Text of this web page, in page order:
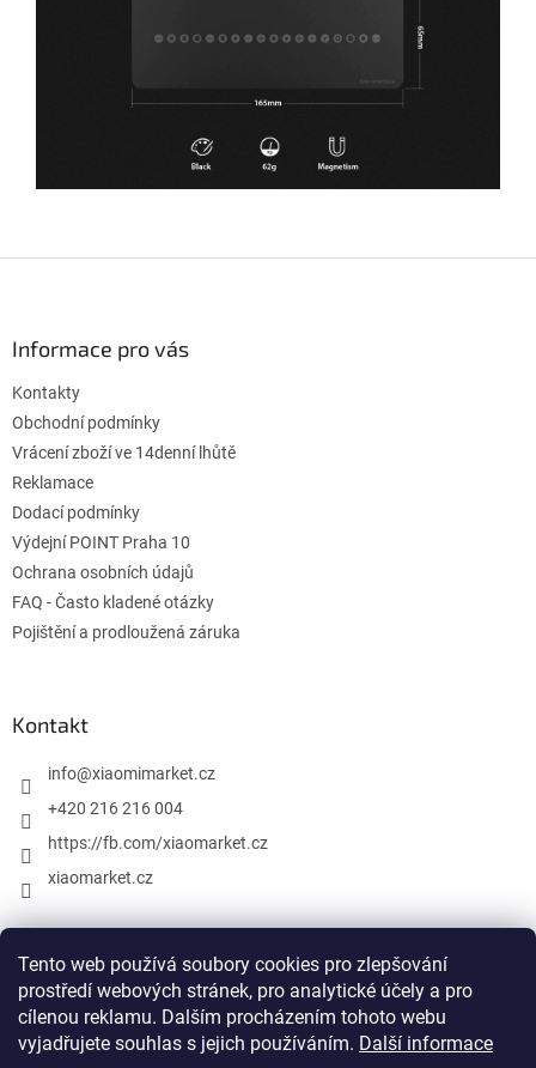
Tento web používá soubory cookies pro zlepšování
prostředí webových stránek, pro analytické účely a pro
cílenou reklamu. Dalším procházením tohoto webu
vyjadřujete souhlas s jejich používáním. Další informace
Informace pro vás
Kontakty
Obchodní podmínky
Vrácení zboží ve 14denní lhůtě
Reklamace
Dodací podmínky
Výdejní POINT Praha 10
Ochrana osobních údajů
FAQ - Často kladené otázky
Pojištění a prodloužená záruka
Kontakt
info@xiaomimarket.cz
+420 216 216 004
https://fb.com/xiaomarket.cz
xiaomarket.cz
Vytvořil Shoptet
Copyright 2026XiaomiMarket.cz. Všechna práva vyhrazena.